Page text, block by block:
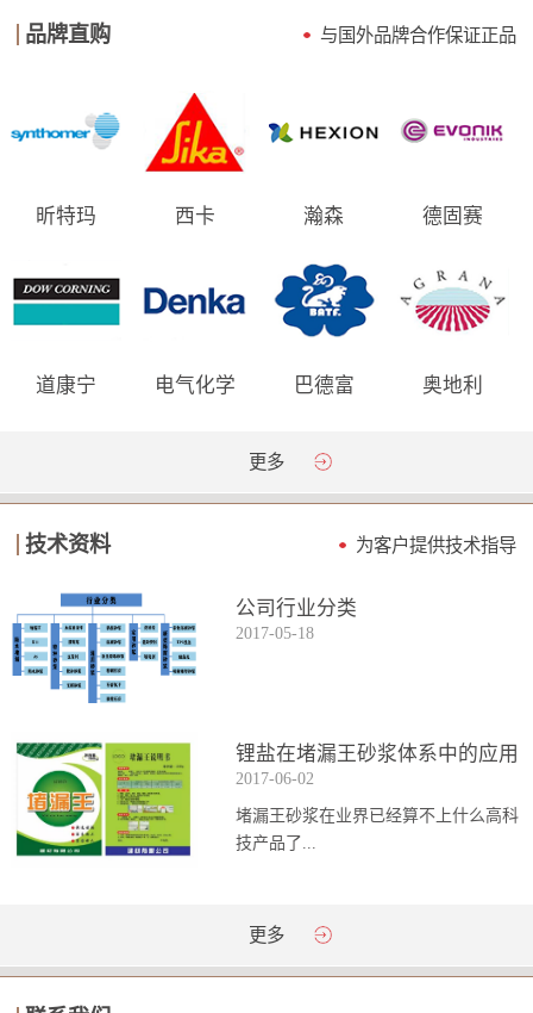
品牌直购 与国外品牌合作保证正品
昕特玛 西卡 瀚森 德固赛
道康宁 电气化学 巴德富 奥地利
更多
技术资料 为客户提供技术指导
公司行业分类
2017-05-18
锂盐在堵漏王砂浆体系中的应用
2017-06-02
堵漏王砂浆在业界已经算不上什么高科
技产品了...
。简单来说它就是一种能够迅速凝固的
通砂浆的强...
更多